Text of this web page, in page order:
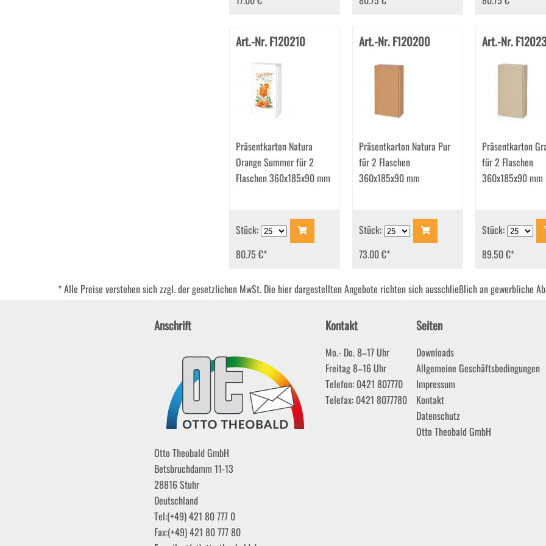
Art.-Nr. F120210
Präsentkarton Natura
Orange Summer für 2
Flaschen 360x185x90 mm
Stück:
80.75 €*
Art.-Nr. F120200
Präsentkarton Natura Pur
für 2 Flaschen
360x185x90 mm
Stück:
73.00 €*
Art.-Nr.
Präsentkarton
für 2 Flaschen
360x185x90 mm
Stück:
89.50 €*
* Alle Preise verstehen sich zzgl. der gesetzlichen MwSt. Die hier dargestellten Angebote richten sich ausschließlich an gewerbliche
Anschrift
Otto Theobald GmbH
Betsbruchdamm 11-13
28816Stuhr
Deutschland
Tel:(+49) 421 80 777 0
Fax:(+49) 421 80 777 80
Kontakt
Mo.- Do. 8–17 Uhr
Freitag 8–16 Uhr
Telefon: 0421 807770
Telefax: 0421 8077780
Seiten
Downloads
Allgemeine Geschäftsbedingungen
Impressum
Kontakt
Datenschutz
Otto Theobald GmbH